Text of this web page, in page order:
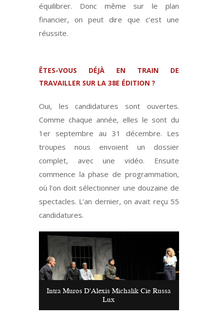
équilibrer. Donc même sur le plan
financier, on peut dire que c’est une
réussite.
ÊTES-VOUS DÉJÀ EN TRAIN DE
TRAVAILLER SUR LA 38E ÉDITION ?
Oui, les candidatures sont ouvertes.
Comme chaque année, elles le sont du
1er septembre au 31 décembre. Les
troupes nous envoient un dossier
complet, avec une vidéo. Ensuite
commence la phase de programmation,
où l’on doit sélectionner une douzaine de
spectacles. L’an dernier, on avait reçu 55
candidatures.
Intra Muros D'Alexis Michalik Cie Russa
Lux